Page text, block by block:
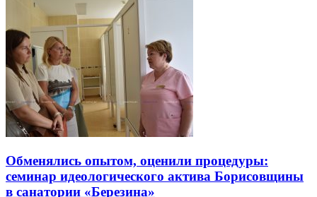
Обменялись опытом, оценили процедуры:
семинар идеологического актива Борисовщины
в санатории «Березина»